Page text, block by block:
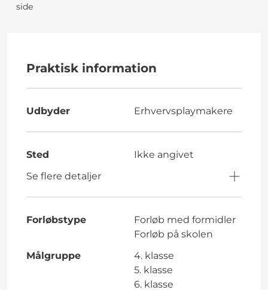
side
Praktisk information
Udbyder Erhvervsplaymakere
Sted
Ikke angivet
Se flere detaljer
Forløbstype
Forløb med formidler
Forløb på skolen
Målgruppe
4. klasse
5. klasse
6. klasse